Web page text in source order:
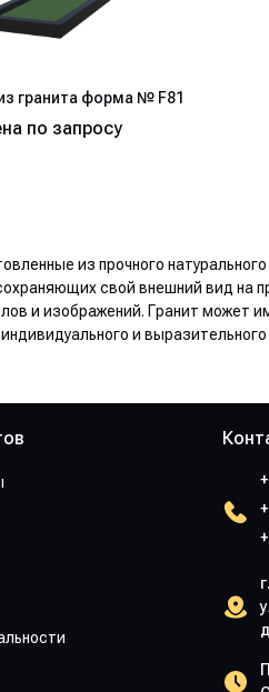
гранита форма № F81
по запросу
из прочного
свой внешний вид на
и изображений. Гранит может
и